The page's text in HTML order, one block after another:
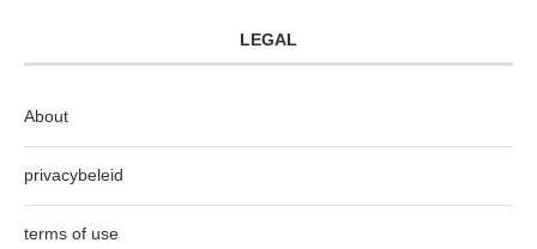
LEGAL
About
privacybeleid
terms of use